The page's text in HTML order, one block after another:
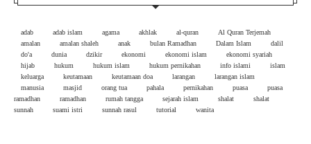
adab adab islam agama akhlak al-quran
Al Quran Terjemah
amalan
amalan shaleh anak bulan Ramadhan Dalam Islam
dalil
do'a
dunia dzikir ekonomi ekonomi islam
ekonomi syariah
hijab
hukum hukum islam hukum pernikahan info islami
islam
keluarga
keutamaan keutamaan doa larangan
larangan islam
manusia
masjid orang tua pahala pernikahan puasa
puasa
ramadhan
ramadhan rumah tangga sejarah islam shalat
shalat
sunnah
suami istri sunnah rasul tutorial wanita